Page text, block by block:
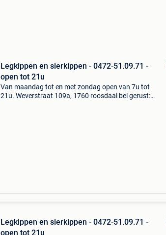
Legkippen en sierkippen - 0472-51.09.71 -
open tot 21u
Van maandag tot en met zondag open van 7u tot
21u. Weverstraat 109a, 1760 roosdaal bel gerust:
Legkippen en sierkippen - 0472-51.09.71 -
open tot 21u